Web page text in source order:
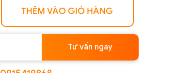
THÊM VÀO GIỎ HÀNG
Tư vấn ngay